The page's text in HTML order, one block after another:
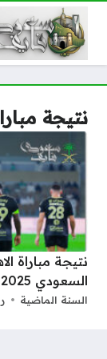
نتيجة
نتيجة مباراة
السعودي 2025
السنة الماضية